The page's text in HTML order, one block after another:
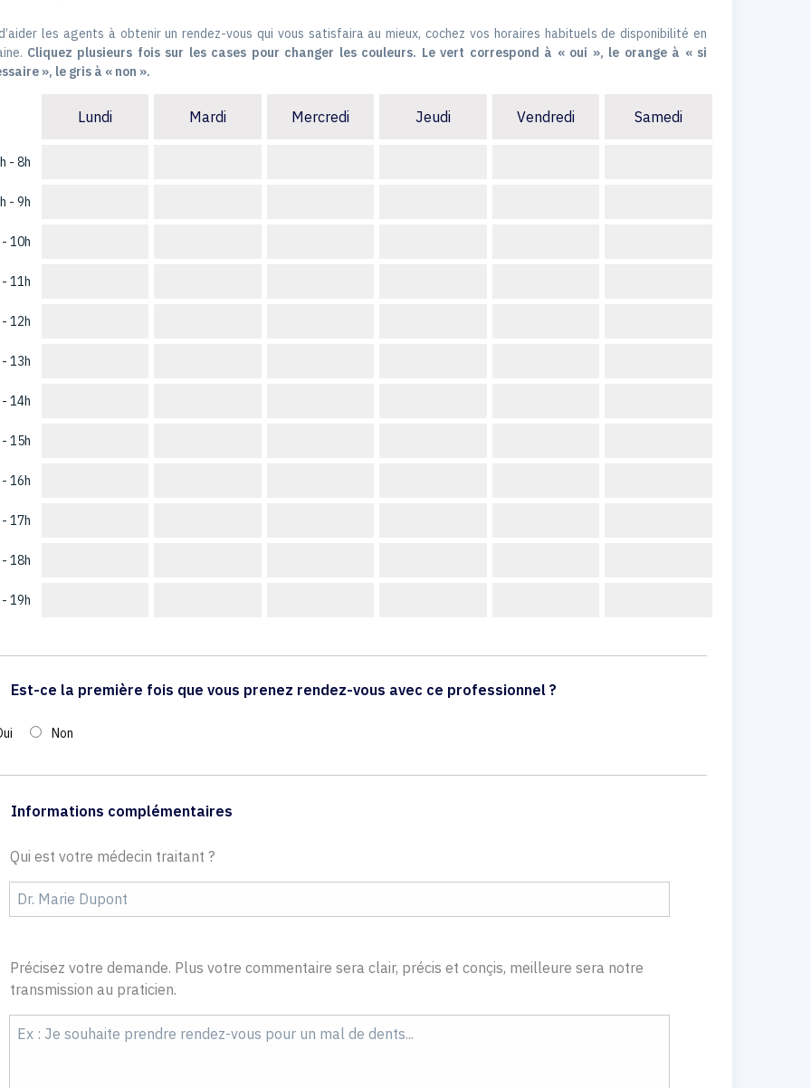
les agents à obtenir un rendez-vous qui vous satisfaira au mieux, cochez vos horaires habituels de disponibilité en
Cliquez plusieurs fois sur les cases pour changer les couleurs. Le vert correspond à « oui », le orange à « si
», le gris à « non ».
- 8h
- 9h
10h
11h
12h
13h
14h
15h
16h
17h
18h
19h
Lundi Mardi Mercredi Jeudi Vendredi Samedi
Est-ce la première fois que vous prenez rendez-vous avec ce professionnel ?
Non
Informations complémentaires
Qui est votre médecin traitant ?
Précisez votre demande. Plus votre commentaire sera clair, précis et conçis, meilleure sera notre
transmission au praticien.